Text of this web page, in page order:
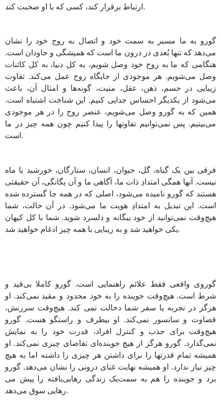
ارتباط برقرار کند، کسی که با او صحبت کند.
گورو به ما مسیر به سمت خود و اتصال به روح خود را نشان
می‌دهد که تنها بُعدی در درون ما است که همیشگی و جاودان است.
هنگامی که ما به روح خود وصل شویم، به کل دنیا، به کل کائنات
وصل می‌شویم. هر موجودی از جایگاه روح عمل می‌کند. تفاوت
زیبایی در جسم، ذهن، عقل، منیت، گونه‌ها و امثال آن، باعث
می‌شود از یکدیگر احساس جدایی کنیم. این شناخت اشتباه است.
همین که به گورو وصل می‌شویم، عنصر روح را در هر موجودی
می‌بینیم. پس نمی‌توانیم تفاوتها را پیدا کنیم چون همه چیز در ما
است.
فرقی بین یک گیاه، گل، حیوان، انسان، ستارگان، خورشید یا ماه
نیست. آنها همگی امتدادِ ذات ما، آگاهی ما و آن یگانگی، آن حقیقتی
هستند که گورو نامیده می‌شود، اصلی که در همه جا گسترده شده
است. این تبدیل به امتدادِ هویت ما می‌شود. در آن حالت، شما
هیچ‌وقت نمی‌توانید از خود بیگانه و دلسرد شوید. شما با کل کیهان
یکی خواهید شد و به زیبایی با همه چیز ادغام خواهید شد.
گوروی واقعی فقط علائم راهنمایی است. گورو کاملا بی‌قید و
شرط است. هیچ‌وقت جوینده را به خود محدود و مقید نمی‌کند. او
هرگز در تجربه یا سفر شما دخالت نمی کند. هیچ‌وقت سرزنش،
قضاوت و سانسور نمی‌کند. او بیطرف و راستگو هست. گورو
هیچ‌وقت برای جذب و کنترل افراد، قدرت خود را به نمایش
نمی‌گذارد. گورو هرگز از هیچ جوینده‌ای تقاضای چیزی نمی‌کند. او
همیشه تمام قدرتها را برای داشتن هر چیزی را داشته اما به هیچ
چیز نیاز ندارد. او همیشه نهایت غنای درونی را نشان می‌دهد. گورو
یک زندگی رهایی‌یافته را پیش می‎‌برد و جوینده را هم به سمت
رهایی سوق می‌دهد.